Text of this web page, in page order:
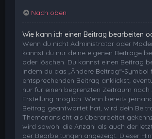
Nach oben
Wie kann ich einen Beitrag bearbeiten
Wenn du nicht Administrator oder
kannst du nur deine eigenen Beiträge
oder löschen. Du kannst einen Beitrag
indem du das „Ändere Beitrag“-Symbol
entsprechenden Beitrag anklickst;
nur für einen begrenzten Zeitraum nach
Erstellung möglich. Wenn bereits
Beitrag geantwortet hat, wird dein
Themenansicht als überarbeitet
wird sowohl die Anzahl als auch der
der Bearbeitungen angezeigt. Dieser